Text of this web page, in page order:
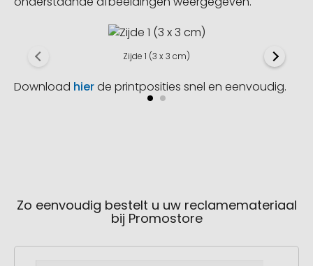
Zijde 1 (3 x 3 cm)
Download hierde printposities snel en eenvoudig.
Zo eenvoudig bestelt u uw reclamemateriaal
bij Promostore